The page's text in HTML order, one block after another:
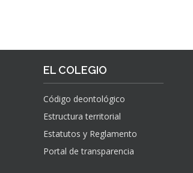
EL COLEGIO
Código deontológico
Estructura territorial
Estatutos y Reglamento
Portal de transparencia